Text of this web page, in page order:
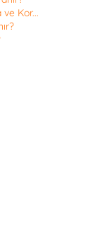
Kor...